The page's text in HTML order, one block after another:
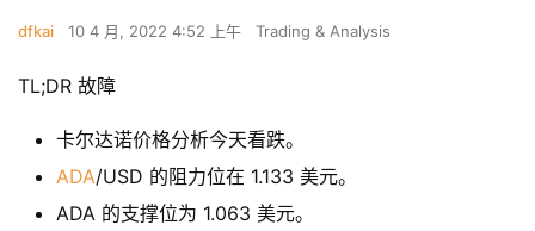
dfkai 10 4 月, 2022 4:52 上午 Trading & Analysis
TL;DR 故障
卡尔达诺价格分析今天看跌。
ADA/USD 的阻力位在 1.133 美元。
ADA 的支撑位为 1.063 美元。